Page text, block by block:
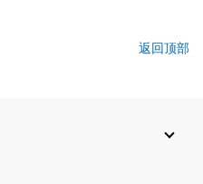
返回顶部